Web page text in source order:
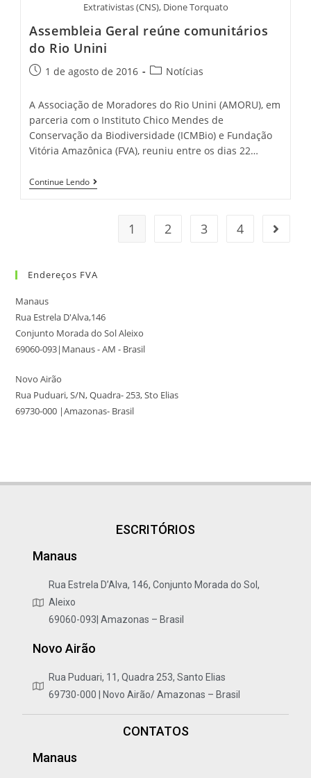
Extrativistas (CNS), Dione Torquato
Assembleia Geral reúne comunitários
do Rio Unini
1 de agosto de 2016 Notícias
A Associação de Moradores do Rio Unini (AMORU), em
parceria com o Instituto Chico Mendes de
Conservação da Biodiversidade (ICMBio) e Fundação
Vitória Amazônica (FVA), reuniu entre os dias 22…
Continue Lendo
1 2 3 4
Endereços FVA
Manaus
Rua Estrela D'Alva,146
Conjunto Morada do Sol Aleixo
69060-093|Manaus - AM - Brasil
Novo Airão
Rua Puduari, S/N, Quadra- 253, Sto Elias
69730-000 |Amazonas- Brasil
ESCRITÓRIOS
Manaus
Rua Estrela D’Alva, 146, Conjunto Morada do Sol,
Aleixo
69060-093| Amazonas – Brasil
Novo Airão
Rua Puduari, 11, Quadra 253, Santo Elias
69730-000 | Novo Airão/ Amazonas – Brasil
CONTATOS
Manaus